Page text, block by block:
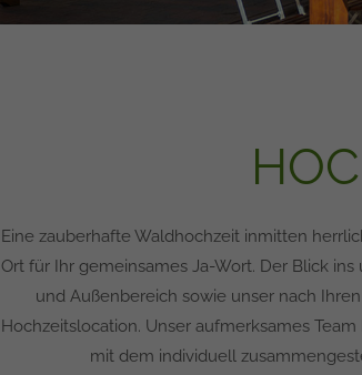
Eine zauberhafte Waldhochzeit inmitten
Ort für Ihr gemeinsames Ja-Wort. Der Blick
und Außenbereich sowie unser nach
Hochzeitslocation. Unser aufmerksames
mit dem individuell